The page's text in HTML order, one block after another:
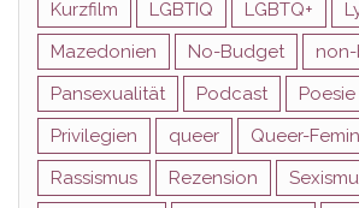
Kurzfilm
LGBTIQ LGBTQ+
Mazedonien
No-Budget
Pansexualität
Podcast Poesie
Privilegien
queer
Queer-
Rassismus
Rezension